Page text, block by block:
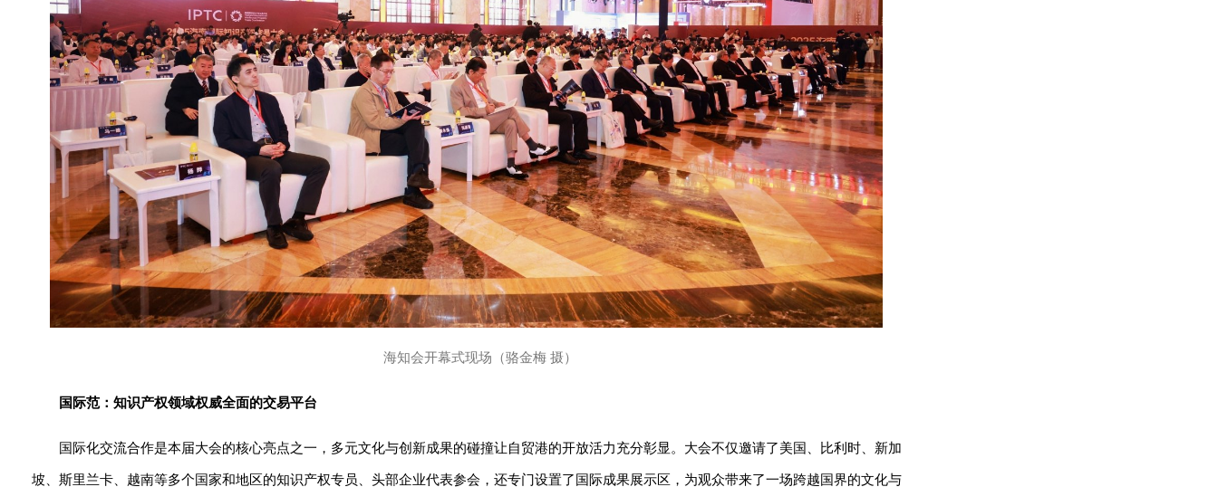
海知会开幕式现场（骆金梅 摄）
国际范：知识产权领域权威全面的交易平台
国际化交流合作是本届大会的核心亮点之一，多元文化与创新成果的碰撞让自贸港的开放活力充分彰显。大会不仅邀请了美国、比利时、新加
坡、斯里兰卡、越南等多个国家和地区的知识产权专员、头部企业代表参会，还专门设置了国际成果展示区，为观众带来了一场跨越国界的文化与